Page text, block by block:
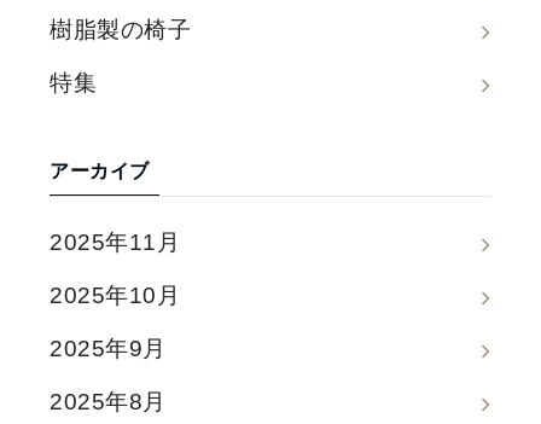
樹脂製の椅子
特集
アーカイブ
2025年11月
2025年10月
2025年9月
2025年8月